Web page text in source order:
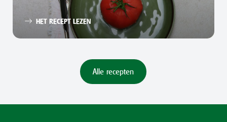
HET RECEPT LEZEN
Alle recepten